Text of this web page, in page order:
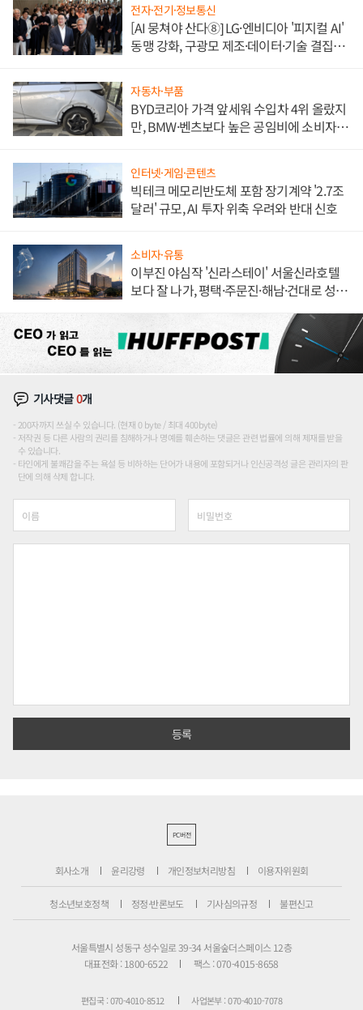
전자·전기·정보통신
[AI 뭉쳐야 산다⑧] LG·엔비디아 '피지컬 AI'
동맹 강화, 구광모 제조·데이터·기술 결집
자동차·부품
BYD코리아 가격 앞세워 수입차 4위 올랐지
만, BMW·벤츠보다 높은 공임비에 소비자
인터넷·게임·콘텐츠
빅테크 메모리반도체 포함 장기계약 '2.7조
달러' 규모, AI 투자 위축 우려와 반대 신호
소비자·유통
이부진 야심작 '신라스테이' 서울신라호텔
보다 잘 나가, 평택·주문진·해남·건대로 성
기사댓글0개
200자까지 쓰실 수 있습니다. (현재 0 byte / 최대 400byte)
저작권 등 다른 사람의 권리를 침해하거나 명예를 훼손하는 댓글은 관련 법률에 의해 제재를 받을
수 있습니다.
타인에게 불쾌감을 주는 욕설 등 비하하는 단어가 내용에 포함되거나 인신공격성 글은 관리자의 판
단에 의해 삭제 합니다.
PC버전
회사소개 윤리강령 개인정보처리방침 이용자위원회
청소년보호정책 정정·반론보도 기사심의규정 불편신고
서울특별시 성동구 성수일로 39-34 서울숲더스페이스 12층
대표전화 : 1800-6522
팩스 : 070-4015-8658
편집국 : 070-4010-8512 사업본부 : 070-4010-7078